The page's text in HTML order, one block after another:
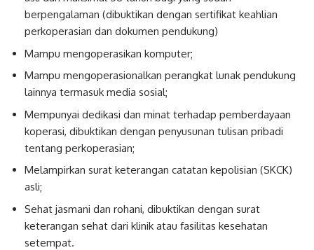
berpengalaman (dibuktikan dengan sertifikat keahlian
perkoperasian dan dokumen pendukung)
Mampu mengoperasikan komputer;
Mampu mengoperasionalkan perangkat lunak pendukung
lainnya termasuk media sosial;
Mempunyai dedikasi dan minat terhadap pemberdayaan
koperasi, dibuktikan dengan penyusunan tulisan pribadi
tentang perkoperasian;
Melampirkan surat keterangan catatan kepolisian (SKCK)
asli;
Sehat jasmani dan rohani, dibuktikan dengan surat
keterangan sehat dari klinik atau fasilitas kesehatan
setempat.